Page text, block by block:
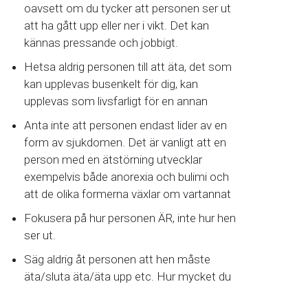
oavsett om du tycker att personen ser ut
att ha gått upp eller ner i vikt. Det kan
kännas pressande och jobbigt.
Hetsa aldrig personen till att äta, det som
kan upplevas busenkelt för dig, kan
upplevas som livsfarligt för en annan
Anta inte att personen endast lider av en
form av sjukdomen. Det är vanligt att en
person med en ätstörning utvecklar
exempelvis både anorexia och bulimi och
att de olika formerna växlar om vartannat
Fokusera på hur personen ÄR, inte hur hen
ser ut.
Säg aldrig åt personen att hen måste
äta/sluta äta/äta upp etc. Hur mycket du